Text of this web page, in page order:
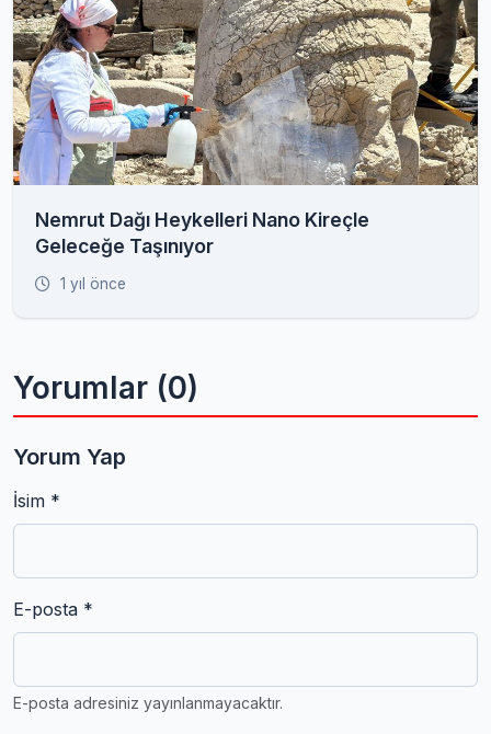
Nemrut Dağı Heykelleri Nano Kireçle
Geleceğe Taşınıyor
1 yıl önce
Yorumlar (0)
Yorum Yap
İsim *
E-posta *
E-posta adresiniz yayınlanmayacaktır.